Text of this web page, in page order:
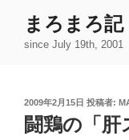
まろまろ記
since July 19th, 2001
投
稿
日:
2009年2月15日 投稿者:
闘鶏の「肝